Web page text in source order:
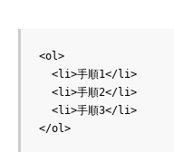
<ol>